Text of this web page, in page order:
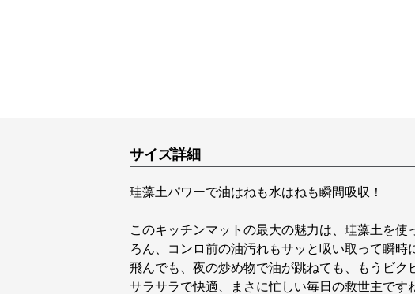
サイズ詳細
珪藻土パワーで油はねも水はねも瞬間吸収！
このキッチンマットの最大の魅力は、珪藻土を
ろん、コンロ前の油汚れもサッと吸い取って瞬
飛んでも、夜の炒め物で油が跳ねても、もうビク
サラサラで快適、まさに忙しい毎日の救世主です